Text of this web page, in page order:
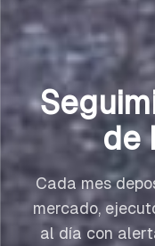
de
Cada mes
mercado,
al día con